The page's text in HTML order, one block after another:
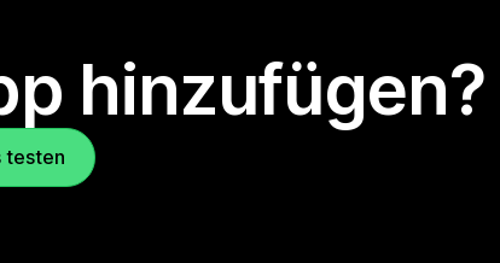
hinzufügen?
testen